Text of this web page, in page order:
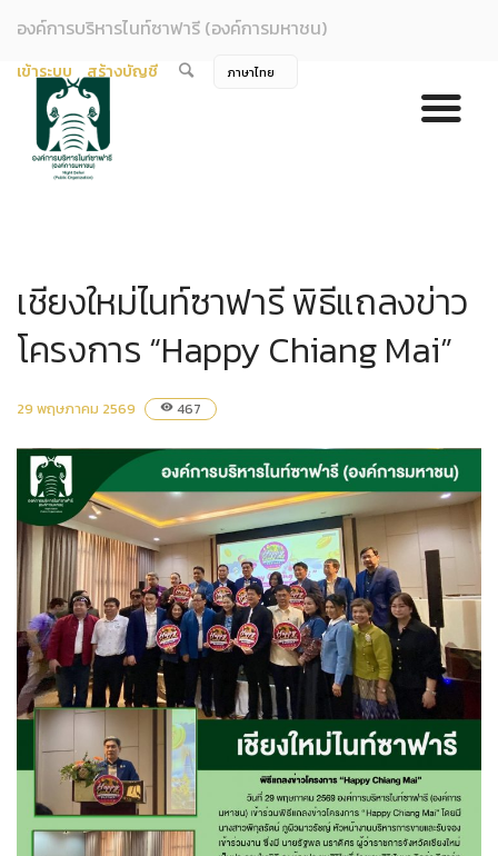
องค์การบริหารไนท์ซาฟารี (องค์การมหาชน)
เข้าระบบ สร้างบัญชี
เชียงใหม่ไนท์ซาฟารี พิธีแถลงข่าว
โครงการ “Happy Chiang Mai”
29 พฤษภาคม 2569 visibility 467